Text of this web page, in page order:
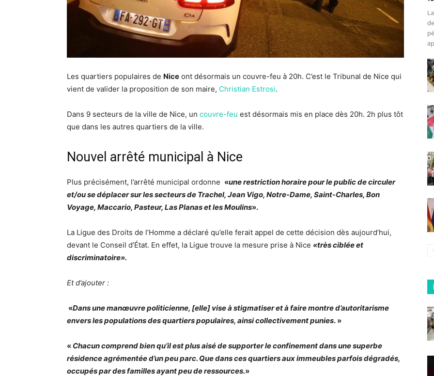
Les quartiers populaires de Nice ont désormais un couvre-feu à 20h. C’est le Tribunal de Nice qui
vient de valider la proposition de son maire, Christian Estrosi.
Dans 9 secteurs de la ville de Nice, un couvre-feu est désormais mis en place dès 20h. 2h plus tôt
que dans les autres quartiers de la ville.
Nouvel arrêté municipal à Nice
Plus précisément, l’arrêté municipal ordonne «une restriction horaire pour le public de circuler
et/ou se déplacer sur les secteurs de Trachel, Jean Vigo, Notre-Dame, Saint-Charles, Bon
Voyage, Maccario, Pasteur, Las Planas et les Moulins».
La Ligue des Droits de l’Homme a déclaré qu’elle ferait appel de cette décision dès aujourd’hui,
devant le Conseil d’État. En effet, la Ligue trouve la mesure prise à Nice «très ciblée et
discriminatoire».
Et d’ajouter :
«Dans une manœuvre politicienne, [elle] vise à stigmatiser et à faire montre d’autoritarisme
envers les populations des quartiers populaires, ainsi collectivement punies. »
« Chacun comprend bien qu’il est plus aisé de supporter le confinement dans une superbe
résidence agrémentée d’un peu parc. Que dans ces quartiers aux immeubles parfois dégradés,
occupés par des familles ayant peu de ressources.»